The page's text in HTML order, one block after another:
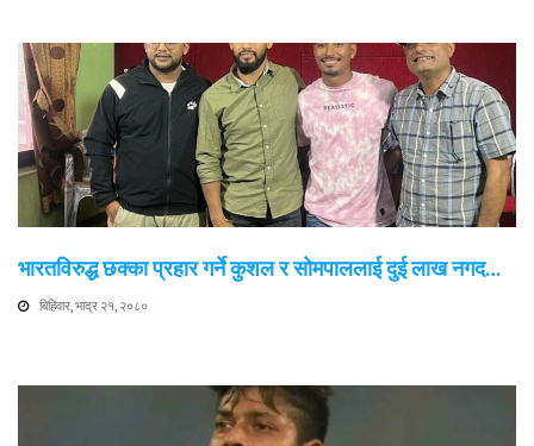
भारतविरुद्ध छक्का प्रहार गर्ने कुशल र सोमपाललाई दुई लाख नगद…
बिहिवार, भाद्र २१, २०८०